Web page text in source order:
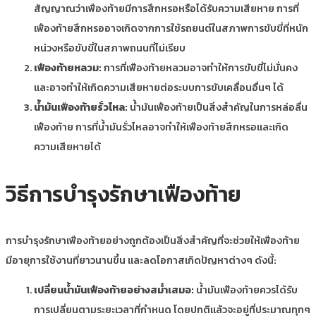
สัญญาณว่าเฟืองท้ายมีการสึกหรอหรือได้รับความเสียหาย การที่
เฟืองท้ายสึกหรออาจเกิดจากการใช้รถยนต์ในสภาพการขับขี่ที่หนัก
หน่วงหรือขับขี่ในสภาพถนนที่ไม่เรียบ
เฟืองท้ายหลวม:การที่เฟืองท้ายหลวมอาจทำให้การขับขี่ไม่มั่นคง
และอาจทำให้เกิดความเสียหายต่อระบบการขับเคลื่อนอื่นๆ ได้
น้ำมันเฟืองท้ายรั่วไหล: น้ำมันเฟืองท้ายเป็นสิ่งสำคัญในการหล่อลื่น
เฟืองท้าย การที่น้ำมันรั่วไหลอาจทำให้เฟืองท้ายสึกหรอและเกิด
ความเสียหายได้
วิธีการบำรุงรักษาเฟืองท้าย
การบำรุงรักษาเฟืองท้ายอย่างถูกต้องเป็นสิ่งสำคัญที่จะช่วยให้เฟืองท้าย
มีอายุการใช้งานที่ยาวนานขึ้น และลดโอกาสเกิดปัญหาต่างๆ ดังนี้:
เปลี่ยนน้ำมันเฟืองท้ายอย่างสม่ำเสมอ: น้ำมันเฟืองท้ายควรได้รับ
การเปลี่ยนตามระยะเวลาที่กำหนด โดยปกติแล้วจะอยู่ที่ประมาณทุกๆ